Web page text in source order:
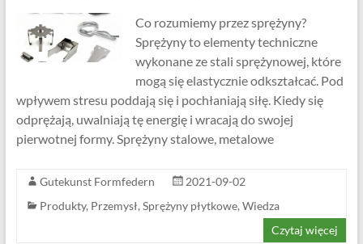
Co rozumiemy przez sprężyny?
Sprężyny to elementy techniczne
wykonane ze stali sprężynowej, które
mogą się elastycznie odkształcać. Pod
wpływem stresu poddają się i pochłaniają siłę. Kiedy się
odprężają, uwalniają tę energię i wracają do swojej
pierwotnej formy. Sprężyny stalowe, metalowe
Gutekunst Formfedern
2021-09-02
Produkty, Przemysł, Sprężyny płytkowe, Wiedza
Czytaj więcej